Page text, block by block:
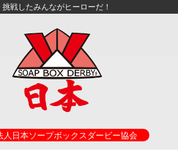
挑戦したみんながヒーローだ！
人日本ソープボックスダービー協会